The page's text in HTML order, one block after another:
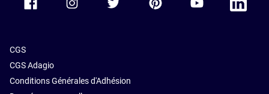
CGS
CGS Adagio
Conditions Générales d'Adhésion